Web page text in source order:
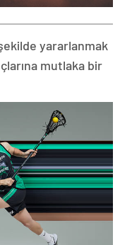
yararlanmak
mutlaka bir